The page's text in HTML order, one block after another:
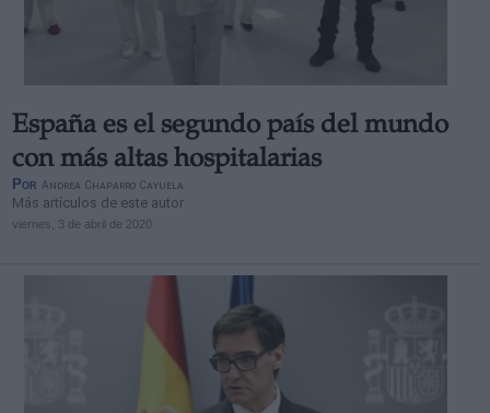
España es el segundo país del mundo
con más altas hospitalarias
Por Andrea Chaparro Cayuela
Más artículos de este autor
viernes, 3 de abril de 2020
Derechos: